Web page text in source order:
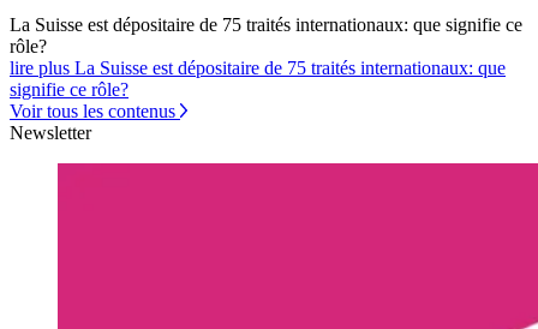
La Suisse est dépositaire de 75 traités internationaux: que signifie ce
rôle?
lire plus La Suisse est dépositaire de 75 traités internationaux: que
signifie ce rôle?
Voir tous les contenus
Newsletter